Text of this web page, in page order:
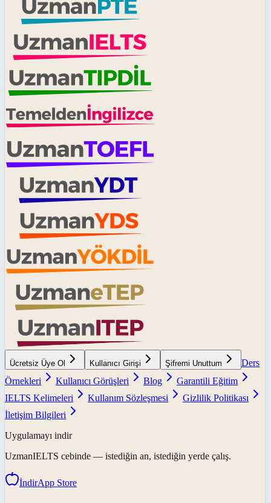
Ücretsiz Üye Ol Kullanıcı Girişi Şifremi Unuttum
Ders
Örnekleri
Kullanıcı Görüşleri Blog
Garantili Eğitim
IELTS Kelimeleri
Kullanım Sözleşmesi
Gizlilik Politikası
İletişim Bilgileri
Uygulamayı indir
UzmanIELTS cebinde — istediğin an, istediğin yerde çalış.
İndirApp Store